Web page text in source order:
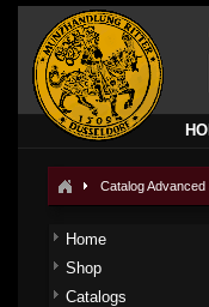
Catalog Advanced
Home
Shop
Catalogs